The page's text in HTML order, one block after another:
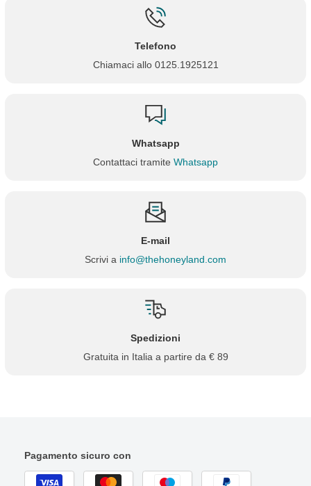
Telefono
Chiamaci allo 0125.1925121
Whatsapp
Contattaci tramite Whatsapp
E-mail
Scrivi a info@thehoneyland.com
Spedizioni
Gratuita in Italia a partire da € 89
Pagamento sicuro con